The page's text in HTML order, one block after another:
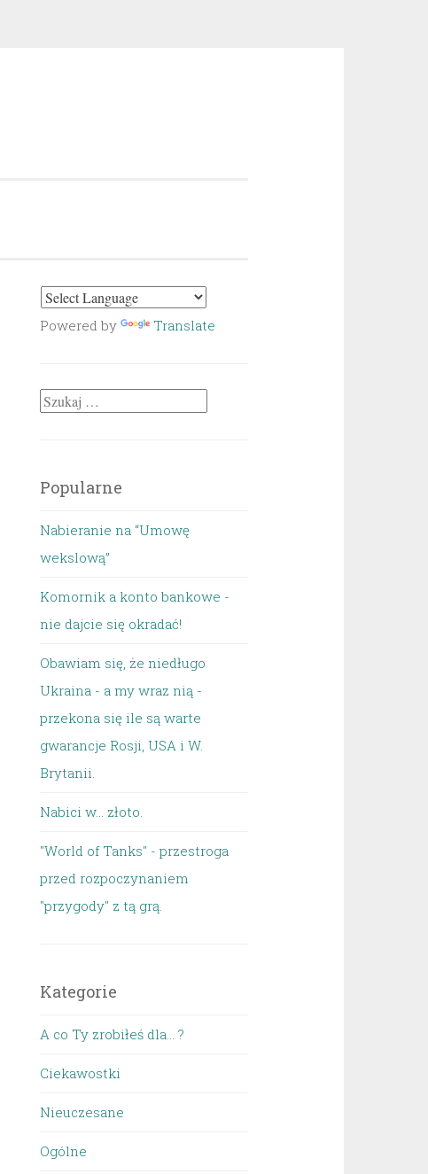
Powered by Translate
Szukaj:
Popularne
Nabieranie na “Umowę
wekslową”
Komornik a konto bankowe -
nie dajcie się okradać!
Obawiam się, że niedługo
Ukraina - a my wraz nią -
przekona się ile są warte
gwarancje Rosji, USA i W.
Brytanii.
Nabici w... złoto.
"World of Tanks" - przestroga
przed rozpoczynaniem
"przygody" z tą grą.
Kategorie
A co Ty zrobiłeś dla… ?
Ciekawostki
Nieuczesane
Ogólne